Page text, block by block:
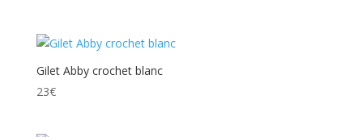
Gilet Abby crochet blanc
23€